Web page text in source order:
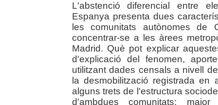
L'abstenció diferencial entre
Espanya presenta dues
les comunitats autònomes
concentrar-se a les àrees
Madrid. Què pot explicar
d'explicació del fenomen,
utilitzant dades censals a nivell
la desmobilització registrada en
alguns trets de l'estructura
d'ambdues comunitats: